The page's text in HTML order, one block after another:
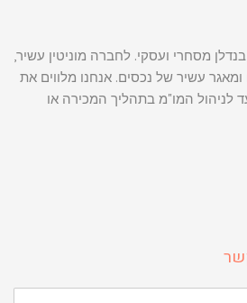
מסחרי ועסקי. לחברה מוניטין עשיר,
ומאגר עשיר של נכסים. אנחנו מלווים את
המו"מ בתהליך המכירה או